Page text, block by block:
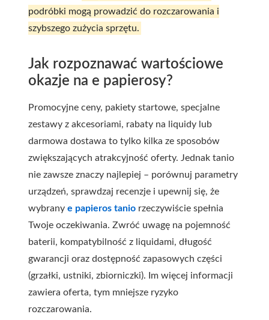
podróbki mogą prowadzić do rozczarowania i
szybszego zużycia sprzętu.
Jak rozpoznawać wartościowe
okazje na e papierosy?
Promocyjne ceny, pakiety startowe, specjalne
zestawy z akcesoriami, rabaty na liquidy lub
darmowa dostawa to tylko kilka ze sposobów
zwiększających atrakcyjność oferty. Jednak tanio
nie zawsze znaczy najlepiej – porównuj parametry
urządzeń, sprawdzaj recenzje i upewnij się, że
wybrany e papieros tanio rzeczywiście spełnia
Twoje oczekiwania. Zwróć uwagę na pojemność
baterii, kompatybilność z liquidami, długość
gwarancji oraz dostępność zapasowych części
(grzałki, ustniki, zbiorniczki). Im więcej informacji
zawiera oferta, tym mniejsze ryzyko
rozczarowania.